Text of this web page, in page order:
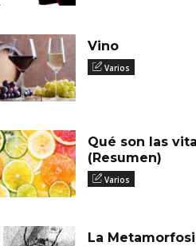
Vino
Varios
Qué son las
(Resumen)
Varios
La